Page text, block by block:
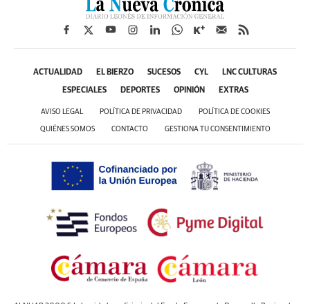
ACTUALIDAD EL BIERZO SUCESOS CYL LNC CULTURAS
ESPECIALES DEPORTES OPINIÓN EXTRAS
AVISO LEGAL POLÍTICA DE PRIVACIDAD POLÍTICA DE COOKIES
QUIÉNES SOMOS CONTACTO GESTIONA TU CONSENTIMIENTO